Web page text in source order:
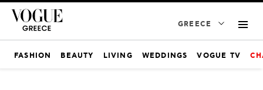
GREECE
FASHION BEAUTY LIVING WEDDINGS VOGUE TV